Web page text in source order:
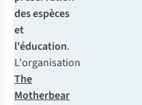
des espèces
et
l'éducation.
L'organisation
The
Motherbear